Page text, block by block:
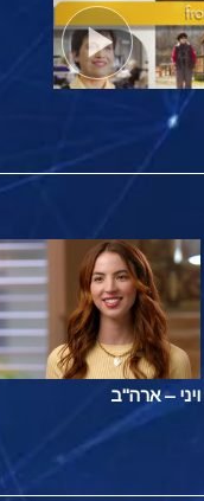
ויני – ארה"ב